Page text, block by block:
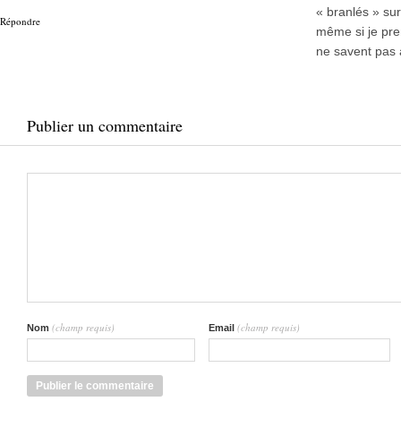
Répondre
« branlés »
même si je
ne savent
Publier un commentaire
Nom (champ requis) Email (champ requis)